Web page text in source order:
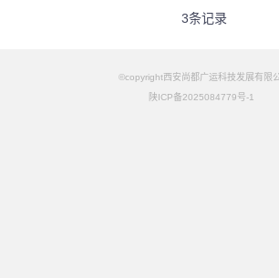
3条记录
©copyright西安尚都广运科技发展有限
陕ICP备2025084779号-1